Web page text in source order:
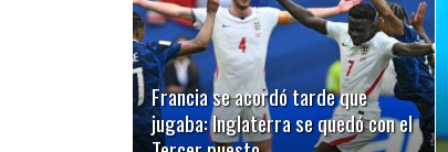
Francia se acordó tarde que
jugaba: Inglaterra se quedó con el
LEER MÁS